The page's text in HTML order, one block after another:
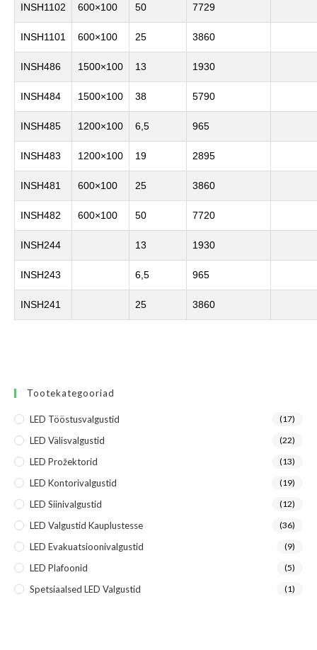
INSH1102 600×100 50 7729
INSH1101 600×100 25 3860
INSH486 1500×100 13 1930
INSH484 1500×100 38 5790
INSH485 1200×100 6,5 965
INSH483 1200×100 19 2895
INSH481 600×100 25 3860
INSH482 600×100 50 7720
INSH244 13 1930
INSH243 6,5 965
INSH241 25 3860
Tootekategooriad
LED Tööstusvalgustid (17)
LED Välisvalgustid (22)
LED Prožektorid (13)
LED Kontorivalgustid (19)
LED Siinivalgustid (12)
LED Valgustid Kauplustesse (36)
LED Evakuatsioonivalgustid (9)
LED Plafoonid (5)
Spetsiaalsed LED Valgustid (1)